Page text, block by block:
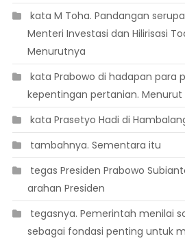
 kata M Toha. Pandangan
Menteri Investasi dan Hilirisasi
Menurutnya
 kata Prabowo di hadapan
kepentingan pertanian. Menurut
 kata Prasetyo Hadi di
 tambahnya. Sementara itu
 tegas Presiden Prabowo
arahan Presiden
 tegasnya. Pemerintah menilai
sebagai fondasi penting untuk